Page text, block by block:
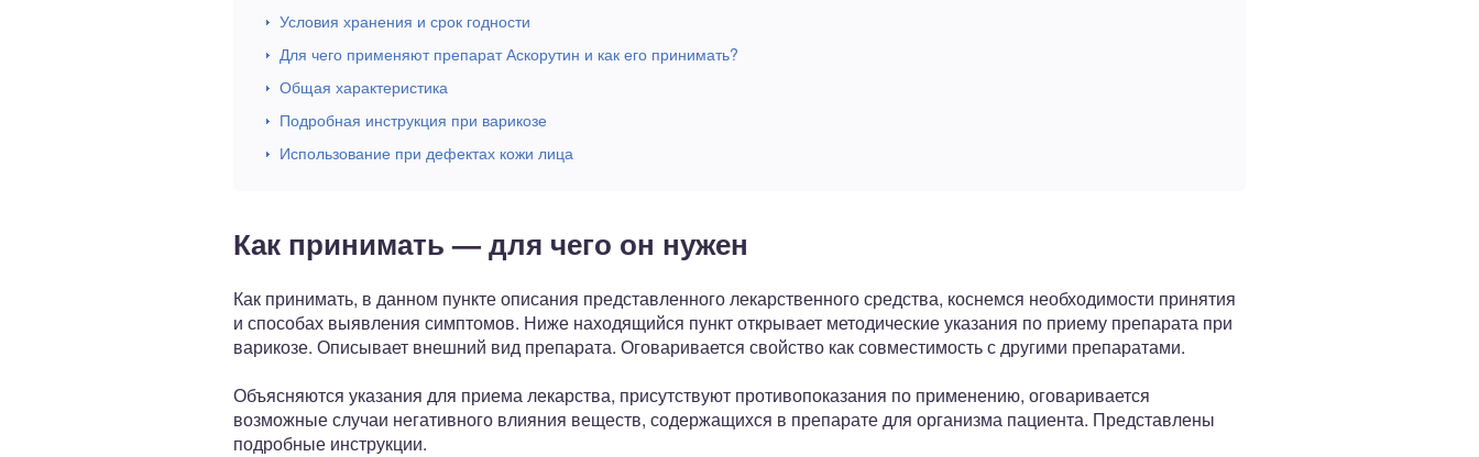
Условия хранения и срок годности
Для чего применяют препарат Аскорутин и как его принимать?
Общая характеристика
Подробная инструкция при варикозе
Использование при дефектах кожи лица
Как принимать — для чего он нужен
Как принимать, в данном пункте описания представленного лекарственного средства, коснемся необходимости принятия
и способах выявления симптомов. Ниже находящийся пункт открывает методические указания по приему препарата при
варикозе. Описывает внешний вид препарата. Оговаривается свойство как совместимость с другими препаратами.
Объясняются указания для приема лекарства, присутствуют противопоказания по применению, оговаривается
возможные случаи негативного влияния веществ, содержащихся в препарате для организма пациента. Представлены
подробные инструкции.